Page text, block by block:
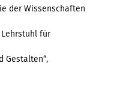
der Wissenschaften
für
Gestalten“,